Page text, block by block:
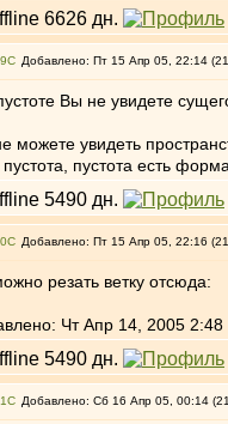
Добавлено: Пт 15 Апр 05, 22:14
Вы не увидете
можете увидеть
пустота, пустота есть
Добавлено: Пт 15 Апр 05, 22:16
резать ветку отсюда:
Чт Апр 14, 2005 2:48
Добавлено: Сб 16 Апр 05, 00:14